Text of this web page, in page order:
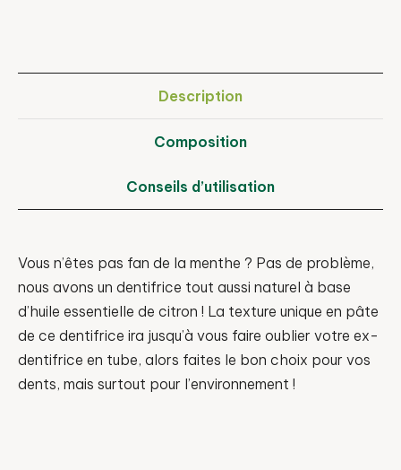
Description
Composition
Conseils d’utilisation
Vous n’êtes pas fan de la menthe ? Pas de problème,
nous avons un dentifrice tout aussi naturel à base
d’huile essentielle de citron ! La texture unique en pâte
de ce dentifrice ira jusqu’à vous faire oublier votre ex-
dentifrice en tube, alors faites le bon choix pour vos
dents, mais surtout pour l’environnement !